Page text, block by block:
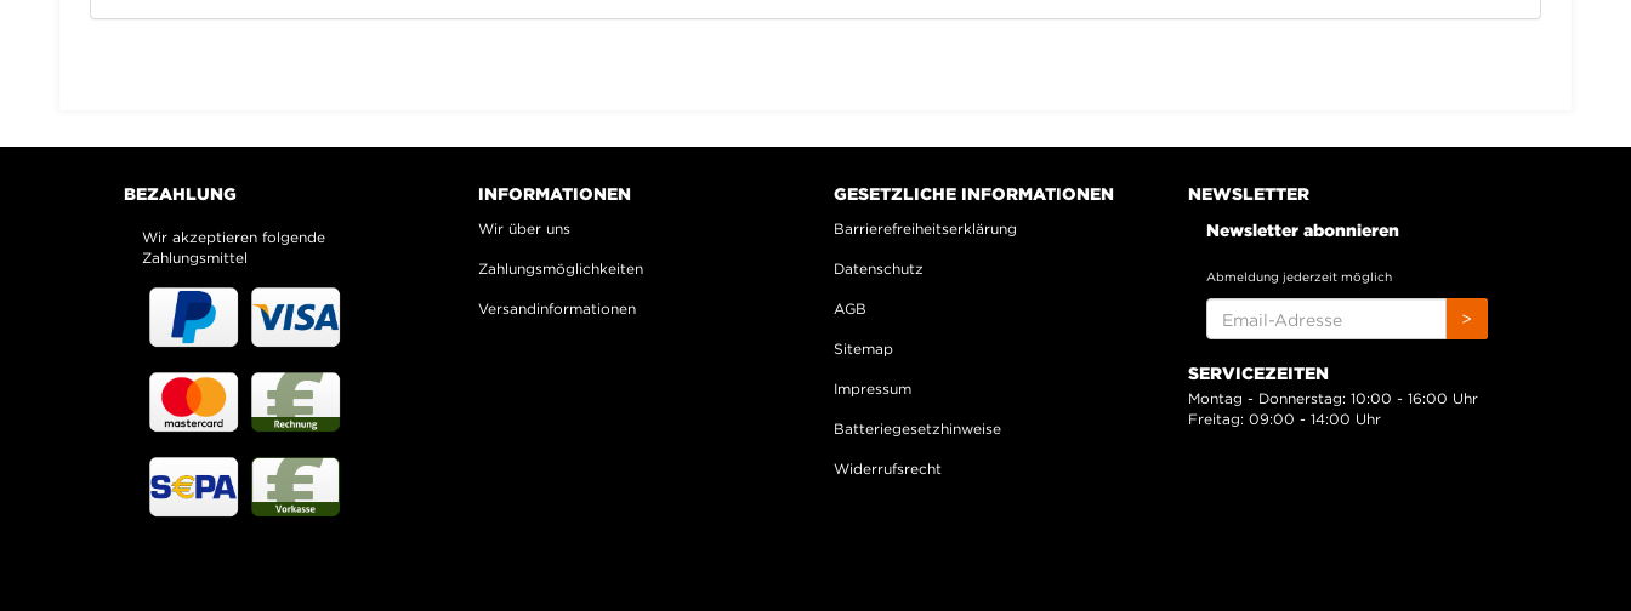
BEZAHLUNG
Wir akzeptieren folgende
Zahlungsmittel
INFORMATIONEN
Wir über uns
Zahlungsmöglichkeiten
Versandinformationen
GESETZLICHE INFORMATIONEN
Barrierefreiheitserklärung
Datenschutz
AGB
Sitemap
Impressum
Batteriegesetzhinweise
Widerrufsrecht
NEWSLETTER
Newsletter abonnieren
Abmeldung jederzeit möglich
ADRESSE
>
SERVICEZEITEN
Montag - Donnerstag: 10:00 - 16:00 Uhr
Freitag: 09:00 - 14:00 Uhr